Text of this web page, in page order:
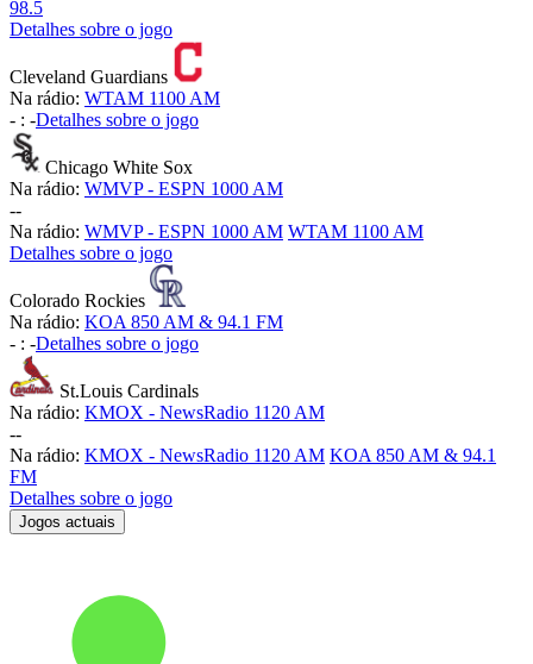
98.5
Detalhes sobre o jogo
Cleveland Guardians
Na rádio: WTAM 1100 AM
- : -Detalhes sobre o jogo
Chicago White Sox
Na rádio: WMVP - ESPN 1000 AM
--
Na rádio: WMVP - ESPN 1000 AM WTAM 1100 AM
Detalhes sobre o jogo
Colorado Rockies
Na rádio: KOA 850 AM & 94.1 FM
- : -Detalhes sobre o jogo
St.Louis Cardinals
Na rádio: KMOX - NewsRadio 1120 AM
--
Na rádio: KMOX - NewsRadio 1120 AM KOA 850 AM & 94.1
FM
Detalhes sobre o jogo
Jogos actuais